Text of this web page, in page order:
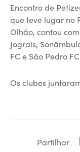
Encontro de
que teve lugar no
Olhão, contou
Jograis,
FC e São Pedro
Os clubes
Partilhar